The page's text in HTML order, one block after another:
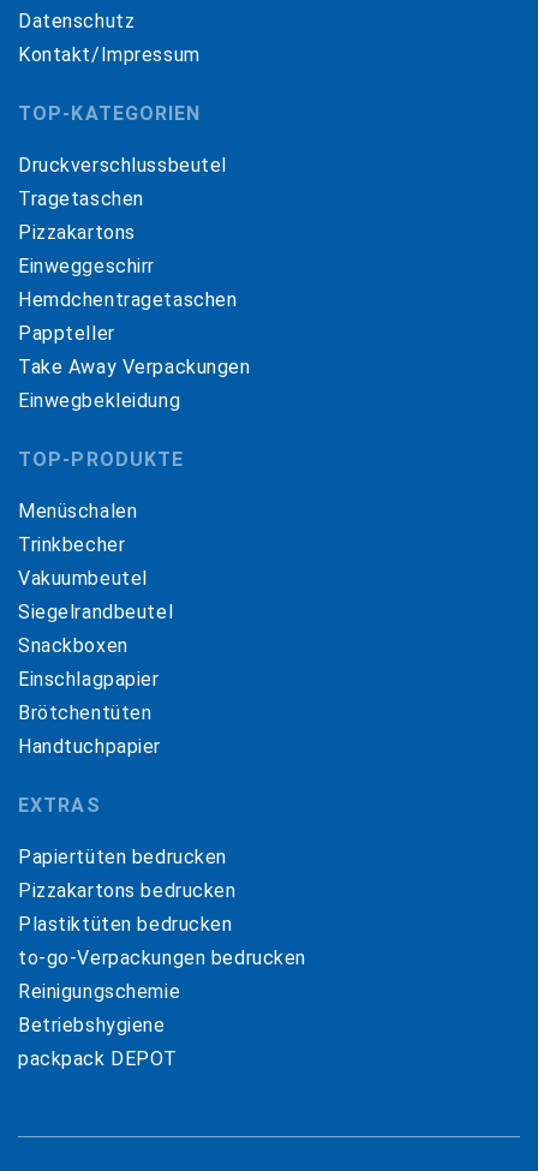
Datenschutz
Kontakt/Impressum
TOP-KATEGORIEN
Druckverschlussbeutel
Tragetaschen
Pizzakartons
Einweggeschirr
Hemdchentragetaschen
Pappteller
Take Away Verpackungen
Einwegbekleidung
TOP-PRODUKTE
Menüschalen
Trinkbecher
Vakuumbeutel
Siegelrandbeutel
Snackboxen
Einschlagpapier
Brötchentüten
Handtuchpapier
EXTRAS
Papiertüten bedrucken
Pizzakartons bedrucken
Plastiktüten bedrucken
to-go-Verpackungen bedrucken
Reinigungschemie
Betriebshygiene
packpack DEPOT